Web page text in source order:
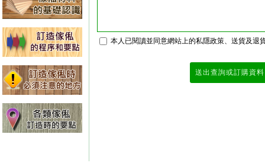
本人已閱讀並同意網站上的私隱政策、送貨及退